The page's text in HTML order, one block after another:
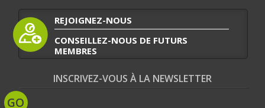
REJOIGNEZ-NOUS
CONSEILLEZ-NOUS DE FUTURS
MEMBRES
INSCRIVEZ-VOUS À LA NEWSLETTER